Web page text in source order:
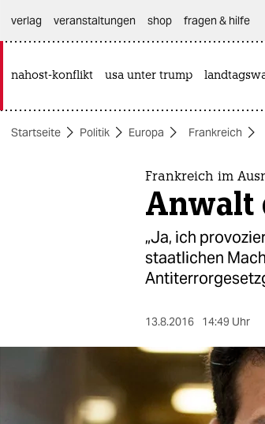
themen
verlag
veranstaltungen shop fragen & hilfe
nahost-konflikt usa unter trump
Startseite Politik Europa Frankreich
Frankreich im
Anwalt
„Ja, ich
staatlichen
13.8.2016 14:49 Uhr